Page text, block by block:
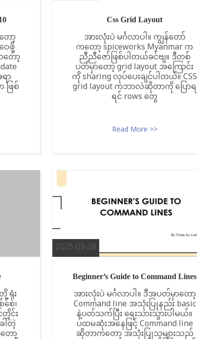
ော့
ေဖို့
တော့
ာ
ဖြစ်
Css Grid Layout
အားလုံးပဲ မင်္ဂလာပါ။ ကျွန်တော်
က‌တော့ spiceworks Myanmar က
ညီညီဇော်ဖြစ်ပါတယ်ခင်ဗျ။ ဒီတစ်
ပတ်မှာတော့ grid layout အကြောင်း
ကို sharing လုပ်ပေးချင်ပါတယ်။ CSS
grid layout ကဘာလဲဆိုတာကို ပြောရ
ရင် rows တွေ
Read More >>
ရုံး
ေ၊
င်း
ါ်တဲ့
ော့
2025-03-28
Beginner’s Guide to Command Lines
အားလုံးပဲ မင်္ဂလာပါ။ ဒီအပတ်မှာတော့
Command line အသုံးပြုနည်း basic
နဲ့ပတ်သက်ပြီး ရေးသားသွားပါမယ်။
ပထမဆုံးအနေဖြင့် Command line
ဆိုတာကတော့ အသုံးပြုသူများသည်